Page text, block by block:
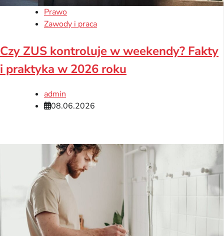
Prawo
Zawody i praca
Czy ZUS kontroluje w weekendy? Fakty
i praktyka w 2026 roku
admin
08.06.2026